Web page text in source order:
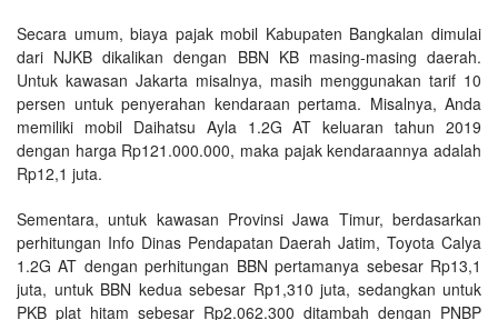
Secara umum, biaya pajak mobil Kabupaten Bangkalan dimulai
dari NJKB dikalikan dengan BBN KB masing-masing daerah.
Untuk kawasan Jakarta misalnya, masih menggunakan tarif 10
persen untuk penyerahan kendaraan pertama. Misalnya, Anda
memiliki mobil Daihatsu Ayla 1.2G AT keluaran tahun 2019
dengan harga Rp121.000.000, maka pajak kendaraannya adalah
Rp12,1 juta.
Sementara, untuk kawasan Provinsi Jawa Timur, berdasarkan
perhitungan Info Dinas Pendapatan Daerah Jatim, Toyota Calya
1.2G AT dengan perhitungan BBN pertamanya sebesar Rp13,1
juta, untuk BBN kedua sebesar Rp1,310 juta, sedangkan untuk
PKB plat hitam sebesar Rp2.062.300 ditambah dengan PNBP